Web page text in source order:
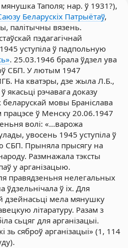
Таполя; нар. ў 1931?),
Беларускіх Патрыётаў,
палітычны вязень.
пэдагагічнай
уступіла ў падпольную
. 25.03.1946 брала ўдзел ува
СБП. У лютым 1947
На кватэры, дзе жыла Л.Б.,
якасьці рэчавага доказу
беларускай мовы Браніслава
ў Менску 20.06.1947
волі: «...варожа
увосень 1945 уступіла ў
СБП. Прыняла прысягу на
Размнажала тэксты
у арганізацыю.
правядзеньня нелегальных
ўдзельнічала ў іх. Для
дзейнасьці мела мянушку
літаратуру. Разам з
сьцяг для арганізацыі.
зь сяброў арганізацыі» (1, 114